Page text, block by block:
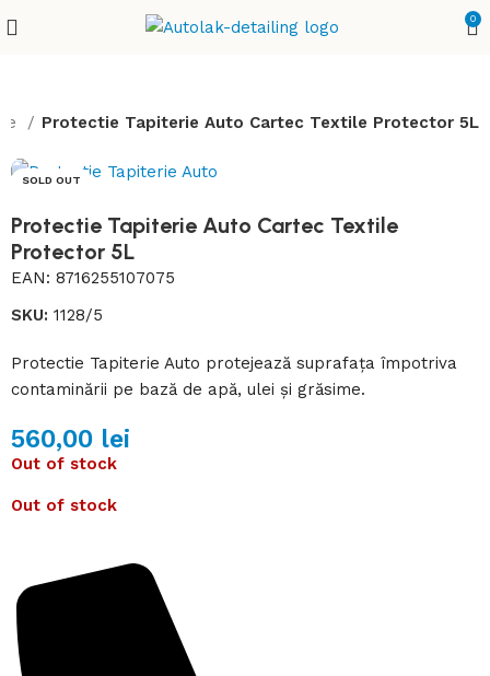
0
Protectie Tapiterie Auto Cartec Textile Protector 5L
SOLD OUT
Protectie Tapiterie Auto Cartec Textile
Protector 5L
EAN:8716255107075
SKU:1128/5
Protectie Tapiterie Auto protejează suprafața împotriva
contaminării pe bază de apă, ulei și grăsime.
560,00 lei
Out of stock
Out of stock